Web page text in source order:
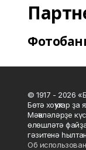
© 1917 - 2026
Бөтә хоҡуҡтар ҙа
Мәҡәләләрҙе
өлөшләтә
гәзитенә
Об